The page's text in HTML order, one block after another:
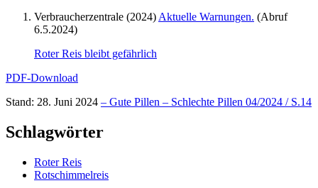
Verbraucherzentrale (2024) Aktuelle Warnungen. (Abruf
6.5.2024)
Roter Reis bleibt gefährlich
PDF-Download
Stand: 28. Juni 2024 – Gute Pillen – Schlechte Pillen 04/2024 / S.14
Schlagwörter
Roter Reis
Rotschimmelreis